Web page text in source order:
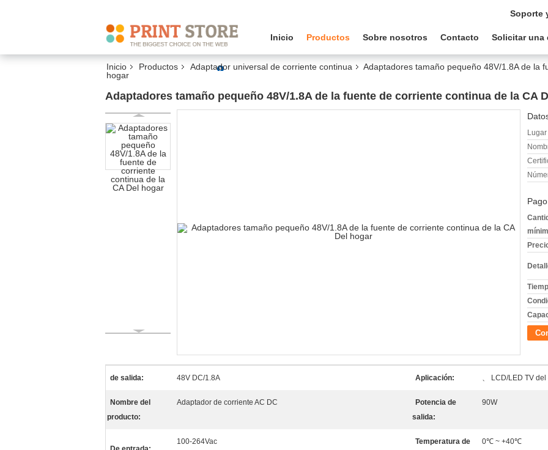
Soporte
Inicio Productos Sobre nosotros Contacto Solicitar una
Inicio Productos Adaptador universal de corriente continua
Adaptadores tamaño pequeño 48V/1.8A de la
hogar
Adaptadores tamaño pequeño 48V/1.8A de la fuente de corriente continua de la CA
de salida: 48V DC/1.8A Aplicación: 、 LCD/LED TV
Nombre del
producto:
Adaptador de corriente AC DC
Potencia de
salida:
90W
100-264Vac
Temperatura de
0℃ ~ +40℃